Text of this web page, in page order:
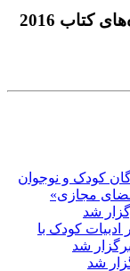
كاتالوگ‌های انجمن برای نمايشگاه‌های كتاب 2016
کودک و نوجوان
مجازی»
شد
کودک با
شد
شد